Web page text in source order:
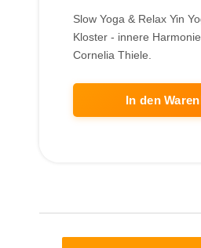
Slow Yoga & Relax Yin
Kloster - innere
Cornelia Thiele.
In den